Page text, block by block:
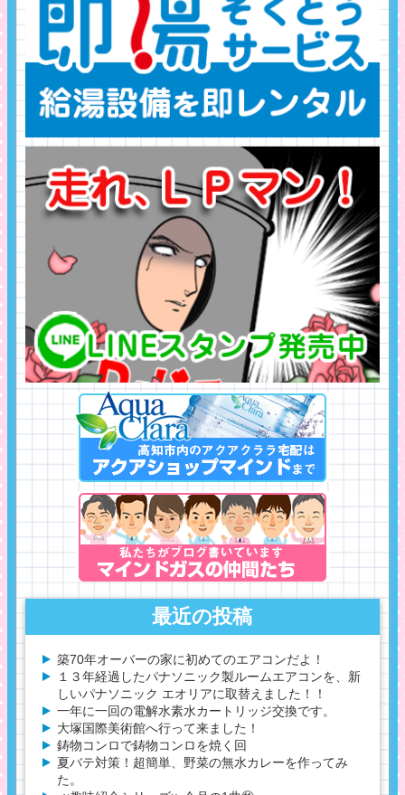
最近の投稿
築70年オーバーの家に初めてのエアコンだよ！
１３年経過したパナソニック製ルームエアコンを、新
しいパナソニック エオリアに取替えました！！
一年に一回の電解水素水カートリッジ交換です。
大塚国際美術館へ行って来ました！
鋳物コンロで鋳物コンロを焼く回
夏バテ対策！超簡単、野菜の無水カレーを作ってみ
た。